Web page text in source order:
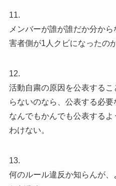
11.
メンバーが誰が誰だか分か
害者側が1人クビになったの
12.
活動自粛の原因を公表する
らないのなら、公表する必要
なんでもかんでも公表する
わけない。
13.
何のルール違反か知らんが